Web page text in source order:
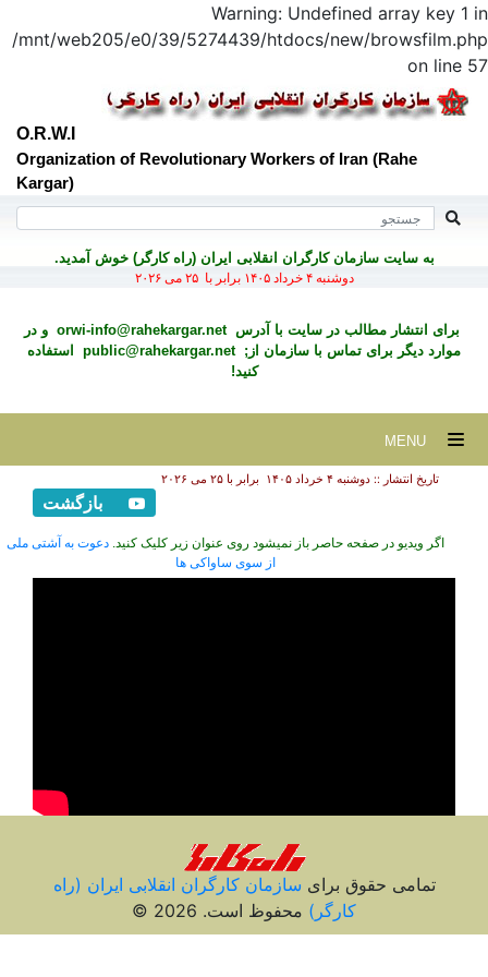
Warning: Undefined array key 1 in
/mnt/web205/e0/39/5274439/htdocs/new/browsfilm.php
on line 57
O.R.W.I
Organization of Revolutionary Workers of Iran (Rahe
Kargar)
به سايت سازمان کارگران انقلابی ايران (راه کارگر) خوش آمديد.
دوشنبه ۴ خرداد ۱۴۰۵ برابر با ۲۵ می ۲۰۲۶
برای انتشار مطالب در سايت با آدرسorwi-info@rahekargar.net و در
موارد ديگر برای تماس با سازمان از;public@rahekargar.net
استفاده
کنید!
تاریخ انتشار :: دوشنبه ۴ خرداد ۱۴۰۵ برابر با ۲۵ می ۲۰۲۶
بازگشت
اگر ویدیو در صفحه حاصر باز نمیشود روی عنوان زیر کلیک کنید.دعوت به آشتی ملی
از سوی ساواکی ها
تمامی حقوق برای سازمان کارگران انقلابی ايران (راه
کارگر) محفوظ است. 2026 ©